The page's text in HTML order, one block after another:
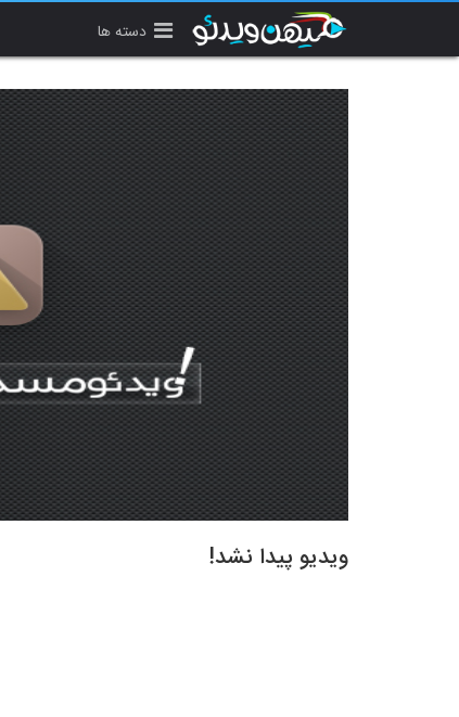
دسته ها
ویدیو پیدا نشد!